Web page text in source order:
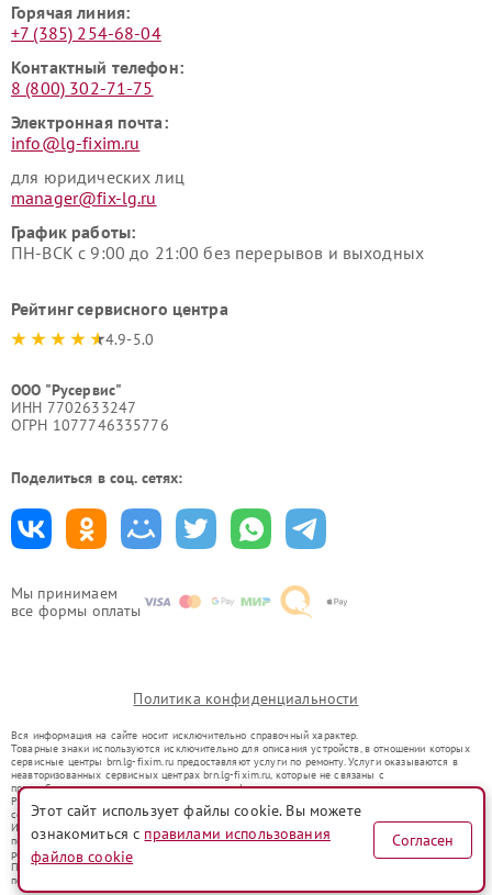
Мы принимаем
все формы оплаты
Горячая линия:
+7 (385) 254-68-04
Контактный телефон:
8 (800) 302-71-75
Электронная почта:
info@lg-fixim.ru
для юридических лиц
manager@fix-lg.ru
График работы:
ПН-ВСК с 9:00 до 21:00 без перерывов и выходных
Рейтинг сервисного центра
4.9-5.0
ООО "Русервис"
ИНН 7702633247
ОГРН 1077746335776
Поделиться в соц. сетях:
Политика конфиденциальности
Вся информация на сайте носит исключительно справочный характер.
Товарные знаки используются исключительно для описания устройств, в отношении которых
сервисные центры brn.lg-fixim.ru предоставляют услуги по ремонту. Услуги оказываются в
неавторизованных сервисных центрах brn.lg-fixim.ru, которые не связаны с
правообладателями товарных знаков или их официальными представителями.
Ремонт осуществляется для устройств, уже введенных в гражданский оборот в соответствии
со статьей 1487 ГК РФ.
Использование товарных знаков не преследует цели индивидуализации услуг или введения
потребителей в заблуждение, а служит для информирования о предоставляемых услугах по
ремонту техники указанных брендов.
Представленная на сайте информация не является публичной офертой, определяемой
положениями Статьи 437(2) Гражданского кодекса РФ
Этот сайт использует файлы cookie. Вы можете
ознакомиться с правилами использования
файлов cookie
Согласен